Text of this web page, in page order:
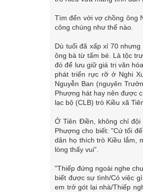
Tìm đến với vợ chồng ông
công chúng như thế nào.
Dù tuổi đã xấp xỉ 70
ông bà từ tấm bé. Là tộc
đó để lưu giữ giá trị văn
phát triển rực rỡ ở Nghi
Nguyễn Ban (nguyên
Phượng hát hay nên được
lạc bộ (CLB) trò Kiều xã
Ở Tiên Điền, không chỉ
Phượng cho biết: "Cứ tối
dân họ thích trò Kiều lắm,
lòng thấy vui”.
"Thiếp đứng ngoài nghe
biết được sự tình/Có việc
em trở gót lại nhà/Thiếp